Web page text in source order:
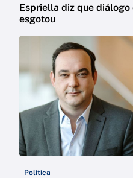
Espriella diz que
esgotou
Política